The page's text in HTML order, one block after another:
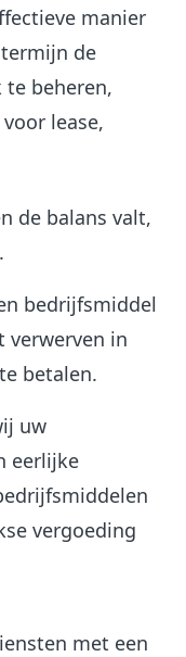
manier
de
beheren,
lease,
de balans valt,
bedrijfsmiddel
verwerven in
betalen.
uw
eerlijke
vergoeding
met een